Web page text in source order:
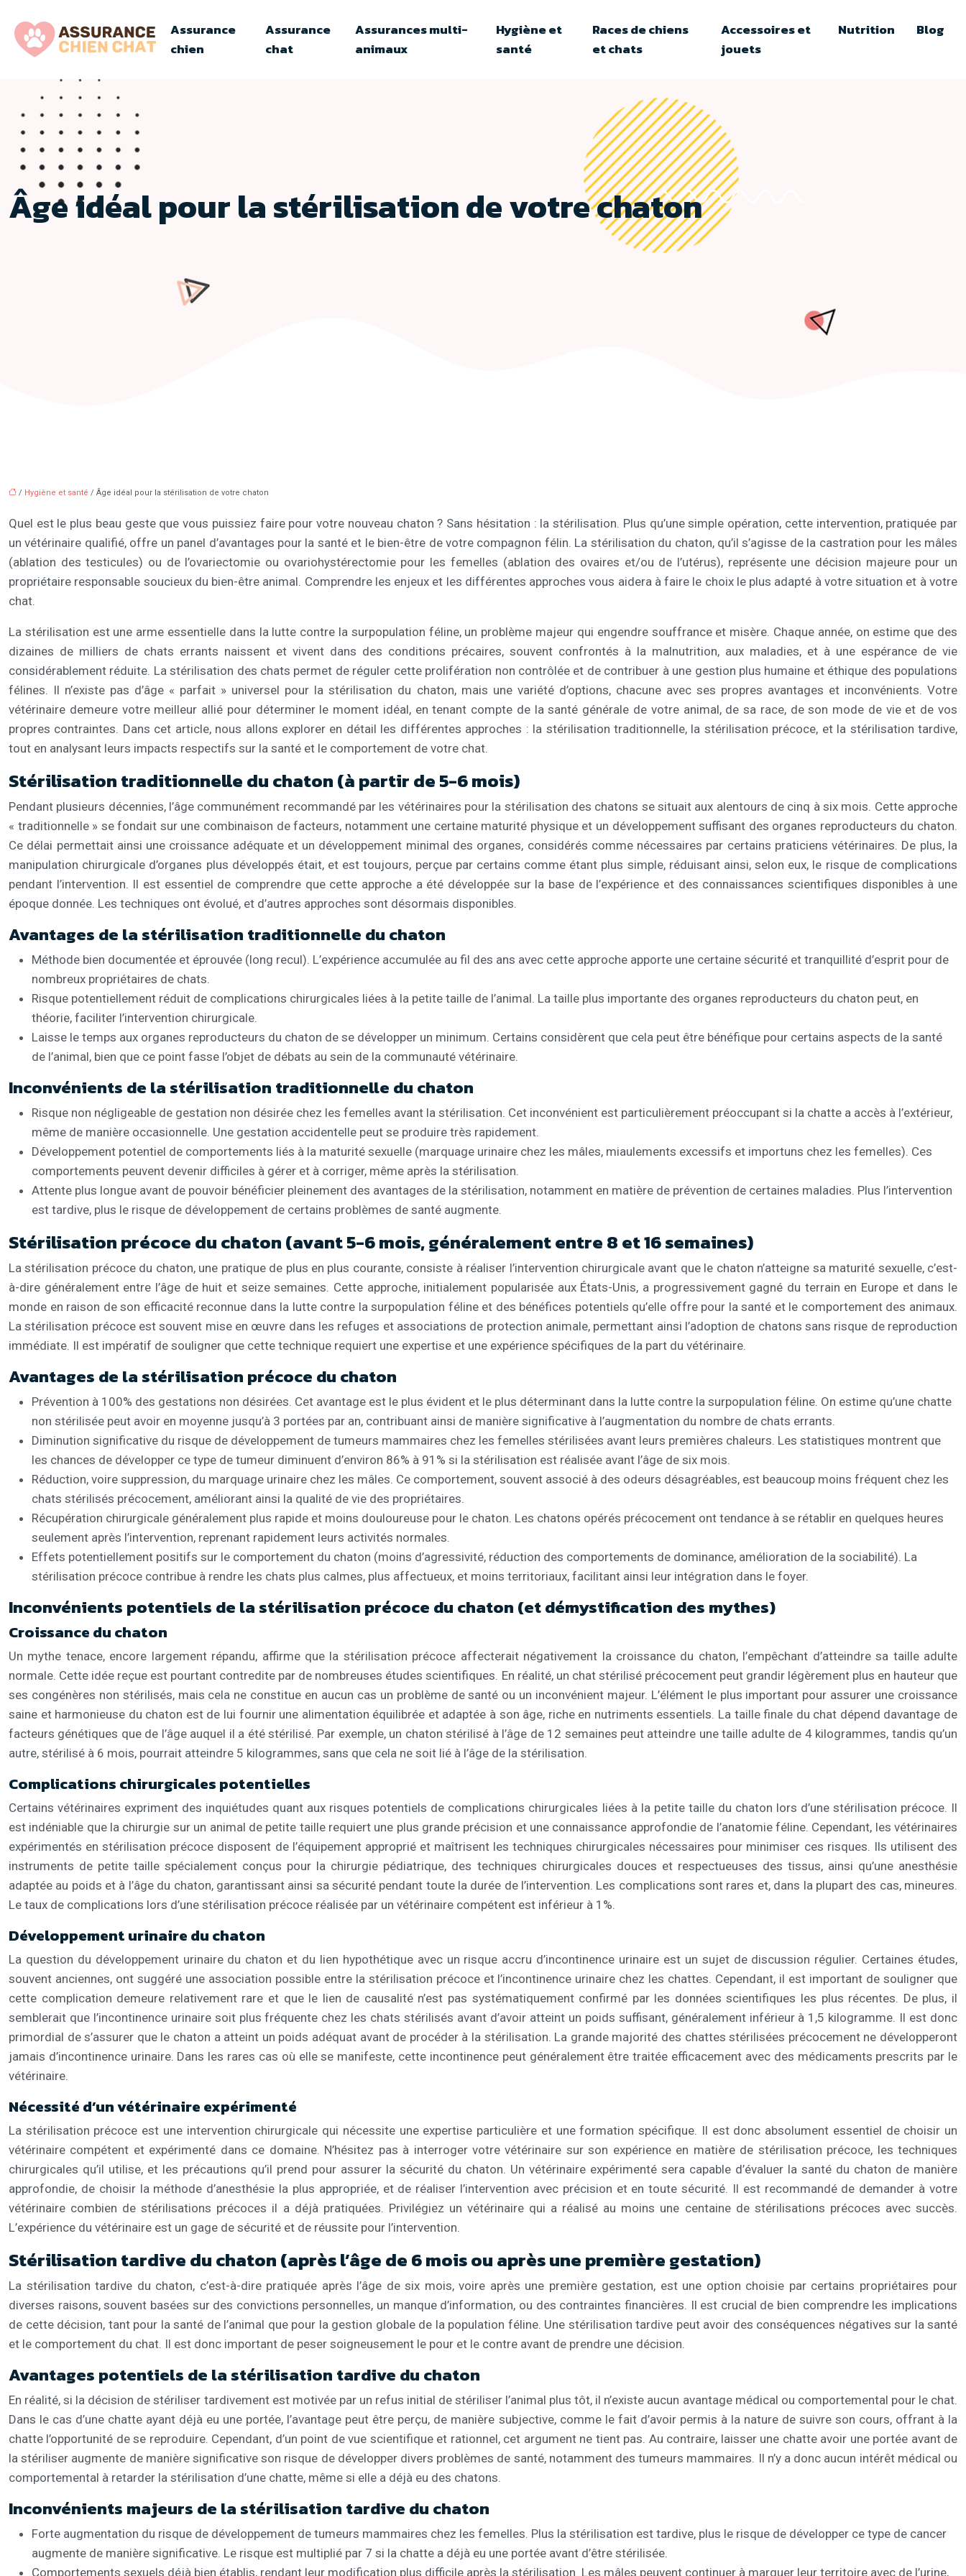
Assurance
chien
Assurance
chat
Assurances multi-
animaux
Hygiène et
santé
Races de chiens
et chats
Accessoires et
jouets
Nutrition Blog
Âge idéal pour la stérilisation de votre chaton
/ Hygiène et santé / Âge idéal pour la stérilisation de votre chaton
Quel est le plus beau geste que vous puissiez faire pour votre nouveau chaton ? Sans hésitation : la stérilisation. Plus qu’une simple opération, cette intervention, pratiquée par
un vétérinaire qualifié, offre un panel d’avantages pour la santé et le bien-être de votre compagnon félin. La stérilisation du chaton, qu’il s’agisse de la castration pour les mâles
(ablation des testicules) ou de l’ovariectomie ou ovariohystérectomie pour les femelles (ablation des ovaires et/ou de l’utérus), représente une décision majeure pour un
propriétaire responsable soucieux du bien-être animal. Comprendre les enjeux et les différentes approches vous aidera à faire le choix le plus adapté à votre situation et à votre
chat.
La stérilisation est une arme essentielle dans la lutte contre la surpopulation féline, un problème majeur qui engendre souffrance et misère. Chaque année, on estime que des
dizaines de milliers de chats errants naissent et vivent dans des conditions précaires, souvent confrontés à la malnutrition, aux maladies, et à une espérance de vie
considérablement réduite. La stérilisation des chats permet de réguler cette prolifération non contrôlée et de contribuer à une gestion plus humaine et éthique des populations
félines. Il n’existe pas d’âge « parfait » universel pour la stérilisation du chaton, mais une variété d’options, chacune avec ses propres avantages et inconvénients. Votre
vétérinaire demeure votre meilleur allié pour déterminer le moment idéal, en tenant compte de la santé générale de votre animal, de sa race, de son mode de vie et de vos
propres contraintes. Dans cet article, nous allons explorer en détail les différentes approches : la stérilisation traditionnelle, la stérilisation précoce, et la stérilisation tardive,
tout en analysant leurs impacts respectifs sur la santé et le comportement de votre chat.
Stérilisation traditionnelle du chaton (à partir de 5-6 mois)
Pendant plusieurs décennies, l’âge communément recommandé par les vétérinaires pour la stérilisation des chatons se situait aux alentours de cinq à six mois. Cette approche
« traditionnelle » se fondait sur une combinaison de facteurs, notamment une certaine maturité physique et un développement suffisant des organes reproducteurs du chaton.
Ce délai permettait ainsi une croissance adéquate et un développement minimal des organes, considérés comme nécessaires par certains praticiens vétérinaires. De plus, la
manipulation chirurgicale d’organes plus développés était, et est toujours, perçue par certains comme étant plus simple, réduisant ainsi, selon eux, le risque de complications
pendant l’intervention. Il est essentiel de comprendre que cette approche a été développée sur la base de l’expérience et des connaissances scientifiques disponibles à une
époque donnée. Les techniques ont évolué, et d’autres approches sont désormais disponibles.
Avantages de la stérilisation traditionnelle du chaton
Méthode bien documentée et éprouvée (long recul). L’expérience accumulée au fil des ans avec cette approche apporte une certaine sécurité et tranquillité d’esprit pour de
nombreux propriétaires de chats.
Risque potentiellement réduit de complications chirurgicales liées à la petite taille de l’animal. La taille plus importante des organes reproducteurs du chaton peut, en
théorie, faciliter l’intervention chirurgicale.
Laisse le temps aux organes reproducteurs du chaton de se développer un minimum. Certains considèrent que cela peut être bénéfique pour certains aspects de la santé
de l’animal, bien que ce point fasse l’objet de débats au sein de la communauté vétérinaire.
Inconvénients de la stérilisation traditionnelle du chaton
Risque non négligeable de gestation non désirée chez les femelles avant la stérilisation. Cet inconvénient est particulièrement préoccupant si la chatte a accès à l’extérieur,
même de manière occasionnelle. Une gestation accidentelle peut se produire très rapidement.
Développement potentiel de comportements liés à la maturité sexuelle (marquage urinaire chez les mâles, miaulements excessifs et importuns chez les femelles). Ces
comportements peuvent devenir difficiles à gérer et à corriger, même après la stérilisation.
Attente plus longue avant de pouvoir bénéficier pleinement des avantages de la stérilisation, notamment en matière de prévention de certaines maladies. Plus l’intervention
est tardive, plus le risque de développement de certains problèmes de santé augmente.
Stérilisation précoce du chaton (avant 5-6 mois, généralement entre 8 et 16 semaines)
La stérilisation précoce du chaton, une pratique de plus en plus courante, consiste à réaliser l’intervention chirurgicale avant que le chaton n’atteigne sa maturité sexuelle, c’est-
à-dire généralement entre l’âge de huit et seize semaines. Cette approche, initialement popularisée aux États-Unis, a progressivement gagné du terrain en Europe et dans le
monde en raison de son efficacité reconnue dans la lutte contre la surpopulation féline et des bénéfices potentiels qu’elle offre pour la santé et le comportement des animaux.
La stérilisation précoce est souvent mise en œuvre dans les refuges et associations de protection animale, permettant ainsi l’adoption de chatons sans risque de reproduction
immédiate. Il est impératif de souligner que cette technique requiert une expertise et une expérience spécifiques de la part du vétérinaire.
Avantages de la stérilisation précoce du chaton
Prévention à 100% des gestations non désirées. Cet avantage est le plus évident et le plus déterminant dans la lutte contre la surpopulation féline. On estime qu’une chatte
non stérilisée peut avoir en moyenne jusqu’à 3 portées par an, contribuant ainsi de manière significative à l’augmentation du nombre de chats errants.
Diminution significative du risque de développement de tumeurs mammaires chez les femelles stérilisées avant leurs premières chaleurs. Les statistiques montrent que
les chances de développer ce type de tumeur diminuent d’environ 86% à 91% si la stérilisation est réalisée avant l’âge de six mois.
Réduction, voire suppression, du marquage urinaire chez les mâles. Ce comportement, souvent associé à des odeurs désagréables, est beaucoup moins fréquent chez les
chats stérilisés précocement, améliorant ainsi la qualité de vie des propriétaires.
Récupération chirurgicale généralement plus rapide et moins douloureuse pour le chaton. Les chatons opérés précocement ont tendance à se rétablir en quelques heures
seulement après l’intervention, reprenant rapidement leurs activités normales.
Effets potentiellement positifs sur le comportement du chaton (moins d’agressivité, réduction des comportements de dominance, amélioration de la sociabilité). La
stérilisation précoce contribue à rendre les chats plus calmes, plus affectueux, et moins territoriaux, facilitant ainsi leur intégration dans le foyer.
Inconvénients potentiels de la stérilisation précoce du chaton (et démystification des mythes)
Croissance du chaton
Un mythe tenace, encore largement répandu, affirme que la stérilisation précoce affecterait négativement la croissance du chaton, l’empêchant d’atteindre sa taille adulte
normale. Cette idée reçue est pourtant contredite par de nombreuses études scientifiques. En réalité, un chat stérilisé précocement peut grandir légèrement plus en hauteur que
ses congénères non stérilisés, mais cela ne constitue en aucun cas un problème de santé ou un inconvénient majeur. L’élément le plus important pour assurer une croissance
saine et harmonieuse du chaton est de lui fournir une alimentation équilibrée et adaptée à son âge, riche en nutriments essentiels. La taille finale du chat dépend davantage de
facteurs génétiques que de l’âge auquel il a été stérilisé. Par exemple, un chaton stérilisé à l’âge de 12 semaines peut atteindre une taille adulte de 4 kilogrammes, tandis qu’un
autre, stérilisé à 6 mois, pourrait atteindre 5 kilogrammes, sans que cela ne soit lié à l’âge de la stérilisation.
Complications chirurgicales potentielles
Certains vétérinaires expriment des inquiétudes quant aux risques potentiels de complications chirurgicales liées à la petite taille du chaton lors d’une stérilisation précoce. Il
est indéniable que la chirurgie sur un animal de petite taille requiert une plus grande précision et une connaissance approfondie de l’anatomie féline. Cependant, les vétérinaires
expérimentés en stérilisation précoce disposent de l’équipement approprié et maîtrisent les techniques chirurgicales nécessaires pour minimiser ces risques. Ils utilisent des
instruments de petite taille spécialement conçus pour la chirurgie pédiatrique, des techniques chirurgicales douces et respectueuses des tissus, ainsi qu’une anesthésie
adaptée au poids et à l’âge du chaton, garantissant ainsi sa sécurité pendant toute la durée de l’intervention. Les complications sont rares et, dans la plupart des cas, mineures.
Le taux de complications lors d’une stérilisation précoce réalisée par un vétérinaire compétent est inférieur à 1%.
Développement urinaire du chaton
La question du développement urinaire du chaton et du lien hypothétique avec un risque accru d’incontinence urinaire est un sujet de discussion régulier. Certaines études,
souvent anciennes, ont suggéré une association possible entre la stérilisation précoce et l’incontinence urinaire chez les chattes. Cependant, il est important de souligner que
cette complication demeure relativement rare et que le lien de causalité n’est pas systématiquement confirmé par les données scientifiques les plus récentes. De plus, il
semblerait que l’incontinence urinaire soit plus fréquente chez les chats stérilisés avant d’avoir atteint un poids suffisant, généralement inférieur à 1,5 kilogramme. Il est donc
primordial de s’assurer que le chaton a atteint un poids adéquat avant de procéder à la stérilisation. La grande majorité des chattes stérilisées précocement ne développeront
jamais d’incontinence urinaire. Dans les rares cas où elle se manifeste, cette incontinence peut généralement être traitée efficacement avec des médicaments prescrits par le
vétérinaire.
Nécessité d’un vétérinaire expérimenté
La stérilisation précoce est une intervention chirurgicale qui nécessite une expertise particulière et une formation spécifique. Il est donc absolument essentiel de choisir un
vétérinaire compétent et expérimenté dans ce domaine. N’hésitez pas à interroger votre vétérinaire sur son expérience en matière de stérilisation précoce, les techniques
chirurgicales qu’il utilise, et les précautions qu’il prend pour assurer la sécurité du chaton. Un vétérinaire expérimenté sera capable d’évaluer la santé du chaton de manière
approfondie, de choisir la méthode d’anesthésie la plus appropriée, et de réaliser l’intervention avec précision et en toute sécurité. Il est recommandé de demander à votre
vétérinaire combien de stérilisations précoces il a déjà pratiquées. Privilégiez un vétérinaire qui a réalisé au moins une centaine de stérilisations précoces avec succès.
L’expérience du vétérinaire est un gage de sécurité et de réussite pour l’intervention.
Stérilisation tardive du chaton (après l’âge de 6 mois ou après une première gestation)
La stérilisation tardive du chaton, c’est-à-dire pratiquée après l’âge de six mois, voire après une première gestation, est une option choisie par certains propriétaires pour
diverses raisons, souvent basées sur des convictions personnelles, un manque d’information, ou des contraintes financières. Il est crucial de bien comprendre les implications
de cette décision, tant pour la santé de l’animal que pour la gestion globale de la population féline. Une stérilisation tardive peut avoir des conséquences négatives sur la santé
et le comportement du chat. Il est donc important de peser soigneusement le pour et le contre avant de prendre une décision.
Avantages potentiels de la stérilisation tardive du chaton
En réalité, si la décision de stériliser tardivement est motivée par un refus initial de stériliser l’animal plus tôt, il n’existe aucun avantage médical ou comportemental pour le chat.
Dans le cas d’une chatte ayant déjà eu une portée, l’avantage peut être perçu, de manière subjective, comme le fait d’avoir permis à la nature de suivre son cours, offrant à la
chatte l’opportunité de se reproduire. Cependant, d’un point de vue scientifique et rationnel, cet argument ne tient pas. Au contraire, laisser une chatte avoir une portée avant de
la stériliser augmente de manière significative son risque de développer divers problèmes de santé, notamment des tumeurs mammaires. Il n’y a donc aucun intérêt médical ou
comportemental à retarder la stérilisation d’une chatte, même si elle a déjà eu des chatons.
Inconvénients majeurs de la stérilisation tardive du chaton
Forte augmentation du risque de développement de tumeurs mammaires chez les femelles. Plus la stérilisation est tardive, plus le risque de développer ce type de cancer
augmente de manière significative. Le risque est multiplié par 7 si la chatte a déjà eu une portée avant d’être stérilisée.
Comportements sexuels déjà bien établis, rendant leur modification plus difficile après la stérilisation. Les mâles peuvent continuer à marquer leur territoire avec de l’urine,